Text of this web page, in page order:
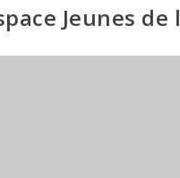
Jeunes